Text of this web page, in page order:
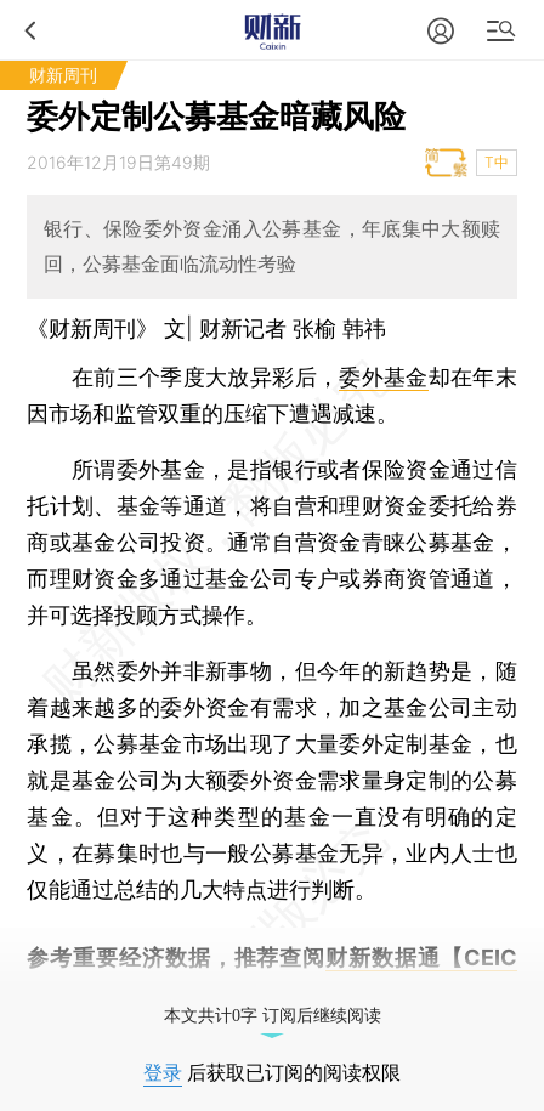
财新周刊
委外定制公募基金暗藏风险
2016年12月19日第49期 T中
银行、保险委外资金涌入公募基金，年底集中大额赎
回，公募基金面临流动性考验
《财新周刊》 文| 财新记者 张榆 韩祎
在前三个季度大放异彩后，委外基金却在年末
因市场和监管双重的压缩下遭遇减速。
所谓委外基金，是指银行或者保险资金通过信
托计划、基金等通道，将自营和理财资金委托给券
商或基金公司投资。通常自营资金青睐公募基金，
而理财资金多通过基金公司专户或券商资管通道，
并可选择投顾方式操作。
虽然委外并非新事物，但今年的新趋势是，随
着越来越多的委外资金有需求，加之基金公司主动
承揽，公募基金市场出现了大量委外定制基金，也
就是基金公司为大额委外资金需求量身定制的公募
基金。但对于这种类型的基金一直没有明确的定
义，在募集时也与一般公募基金无异，业内人士也
仅能通过总结的几大特点进行判断。
参考重要经济数据，推荐查阅财新数据通【CEIC
本文共计0字 订阅后继续阅读
登录 后获取已订阅的阅读权限